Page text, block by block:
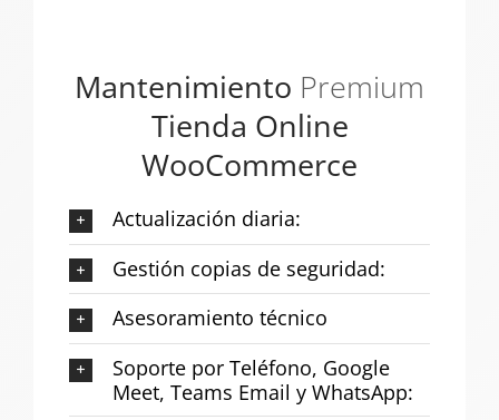
Mantenimiento Premium
Tienda Online
WooCommerce
Actualización diaria:
Gestión copias de seguridad:
Asesoramiento técnico
Soporte por Teléfono, Google
Meet, Teams Email y WhatsApp: